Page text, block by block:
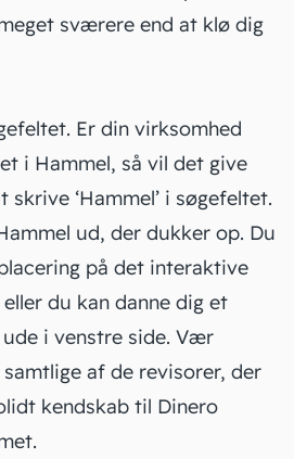
sværere end at klø dig
Er din virksomhed
i Hammel, så vil det give
‘Hammel’ i søgefeltet.
ud, der dukker op. Du
på det interaktive
du kan danne dig et
i venstre side. Vær
af de revisorer, der
kendskab til Dinero